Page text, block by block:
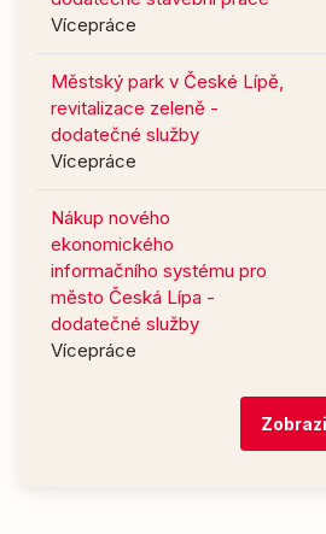
Vícepráce
Městský park v České Lípě,
revitalizace zeleně -
dodatečné služby
Vícepráce
Nákup nového
ekonomického
informačního systému pro
město Česká Lípa -
dodatečné služby
Vícepráce